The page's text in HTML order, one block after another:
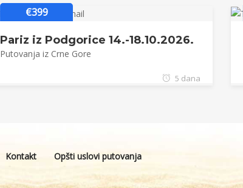
€399
Pariz iz Podgorice 14.-18.10.2026.
Putovanja iz Crne Gore
5 dana
Kontakt
Opšti uslovi putovanja